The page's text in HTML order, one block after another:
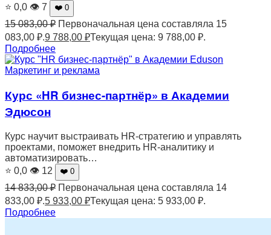
⭐ 0,0 👁 7 ❤️ 0
15 083,00₽ Первоначальная цена составляла 15
083,00 ₽.9 788,00 ₽Текущая цена: 9 788,00 ₽.
Подробнее
Маркетинг и реклама
Курс «HR бизнес-партнёр» в Академии
Эдюсон
Курс научит выстраивать HR-стратегию и управлять
проектами, поможет внедрить HR-аналитику и
автоматизировать…
⭐ 0,0 👁 12 ❤️ 0
14 833,00₽ Первоначальная цена составляла 14
833,00 ₽.5 933,00 ₽Текущая цена: 5 933,00 ₽.
Подробнее